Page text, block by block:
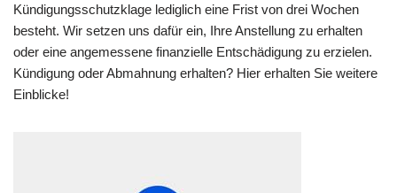
Kündigungsschutzklage lediglich eine Frist von drei Wochen
besteht. Wir setzen uns dafür ein, Ihre Anstellung zu erhalten
oder eine angemessene finanzielle Entschädigung zu erzielen.
Kündigung oder Abmahnung erhalten? Hier erhalten Sie weitere
Einblicke!